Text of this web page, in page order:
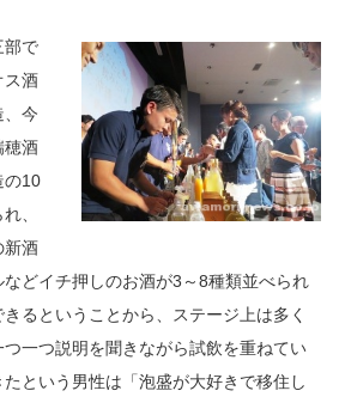
部で
ス酒
、今
穂酒
の10
、
新酒
どイチ押しのお酒が3～8種類並べられ
るということから、ステージ上は多く
一つ説明を聞きながら試飲を重ねてい
という男性は「泡盛が大好きで移住し